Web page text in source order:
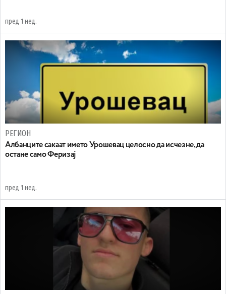
пред 1 нед.
РЕГИОН
Aлбанците сакаат името Урошевац целосно да исчезне, да
остане само Феризај
пред 1 нед.